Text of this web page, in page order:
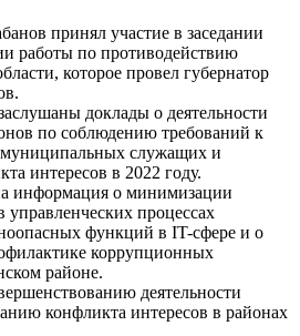
принял участие в заседании
работы по противодействию
которое провел губернатор
доклады о деятельности
по соблюдению требований к
служащих и
интересов в 2022 году.
информация о минимизации
процессах
функций в IT-сфере и о
коррупционных
районе.
деятельности
конфликта интересов в районах